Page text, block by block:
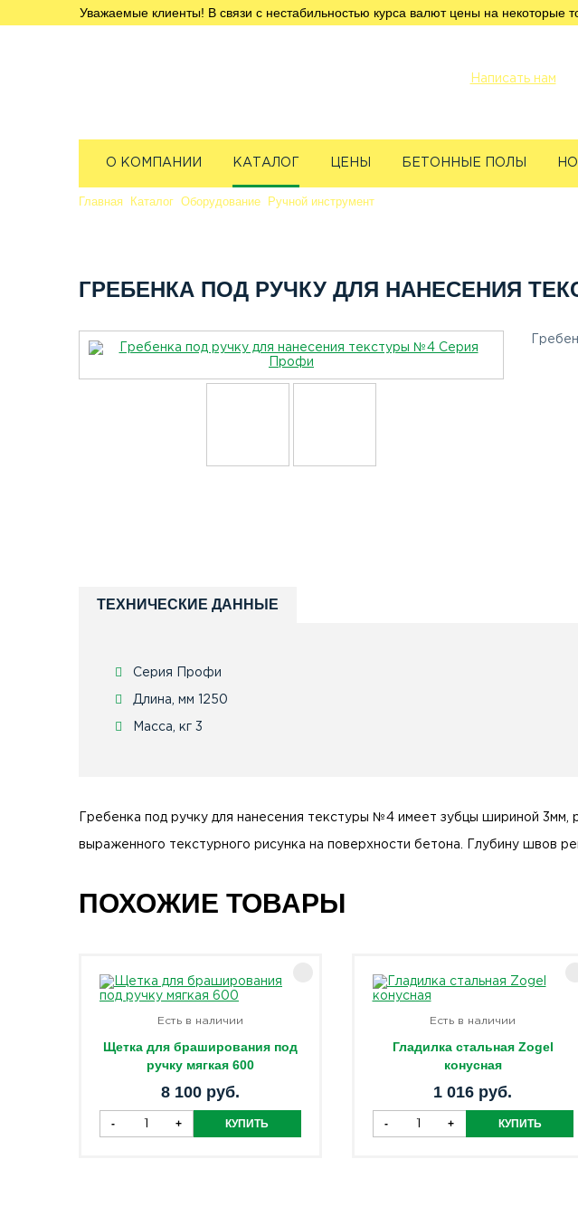
Уважаемые клиенты! В связи с нестабильностью курса валют цены на некоторые
Написать нам
О КОМПАНИИ КАТАЛОГ ЦЕНЫ БЕТОННЫЕ ПОЛЫ
Главная Каталог Оборудование Ручной инструмент
ГРЕБЕНКА ПОД РУЧКУ ДЛЯ НАНЕСЕНИЯ
ТЕХНИЧЕСКИЕ ДАННЫЕ
Серия Профи
Длина, мм 1250
Масса, кг 3
Гребенка под ручку для нанесения текстуры №4 имеет зубцы шириной
выраженного текстурного рисунка на поверхности бетона. Глубину швов
ПОХОЖИЕ ТОВАРЫ
Есть в наличии
Щетка для браширования под
ручку мягкая 600
8 100 руб.
Есть в наличии
Гладилка стальная Zogel
конусная
1 016 руб.